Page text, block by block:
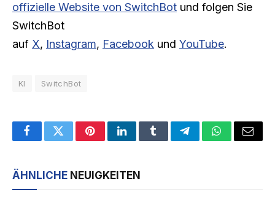
offizielle Website von SwitchBot und folgen Sie
SwitchBot
auf X, Instagram, Facebook und YouTube.
KI SwitchBot
FacebookTwitterPinterestLinkedInTumblrTelegramWhatsApp
Email
ÄHNLICHE NEUIGKEITEN